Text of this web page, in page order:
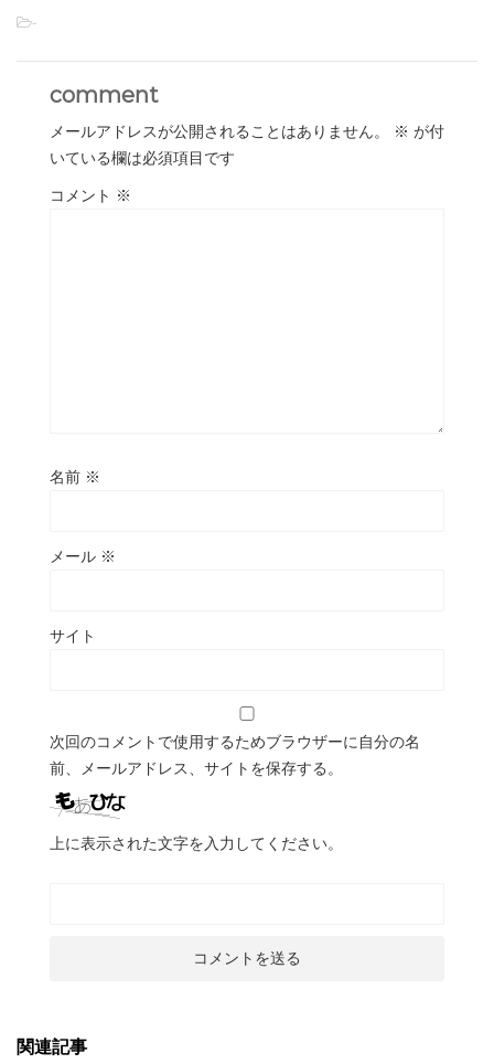
-
comment
メールアドレスが公開されることはありません。 ※ が付
いている欄は必須項目です
コメント ※
名前 ※
メール ※
サイト
次回のコメントで使用するためブラウザーに自分の名
前、メールアドレス、サイトを保存する。
上に表示された文字を入力してください。
関連記事